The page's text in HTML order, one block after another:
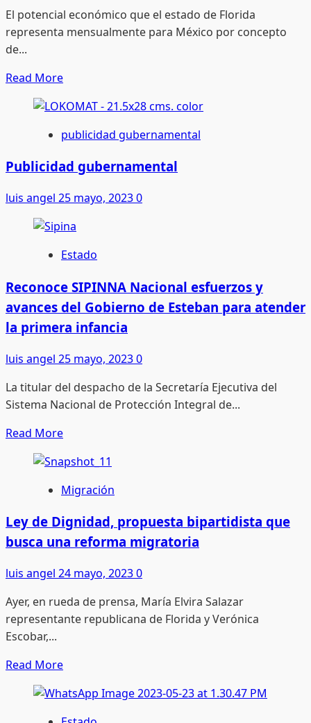
de
Illinois
El potencial económico que el estado de Florida
representa mensualmente para México por concepto
de...
Read MoreRead
about
Comunidad
migrante
bajo
Ley
1718
criminaliza
indocumentados
en
Florida
publicidad gubernamental
Publicidad gubernamental
luis angel 25 mayo, 20230
Estado
Reconoce SIPINNA Nacional esfuerzos y
avances del Gobierno de Esteban para atender
la primera infancia
luis angel 25 mayo, 20230
La titular del despacho de la Secretaría Ejecutiva del
Sistema Nacional de Protección Integral de...
Read MoreRead
about
Reconoce
SIPINNA
Nacional
esfuerzos
y
avances
Gobierno
de
atender
la
Migración
Ley de Dignidad, propuesta bipartidista que
busca una reforma migratoria
luis angel 24 mayo, 20230
Ayer, en rueda de prensa, María Elvira Salazar
representante republicana de Florida y Verónica
Escobar,...
Read MoreRead
about
Ley